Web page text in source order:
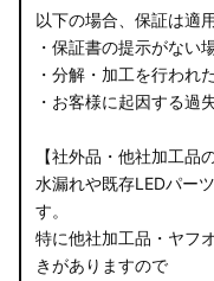
以下の場合、保証は適
・保証書の提示がない
・分解・加工を行われ
・お客様に起因する過
【社外品・他社加工品
水漏れや既存LEDパー
す。
特に他社加工品・ヤフ
きがありますので